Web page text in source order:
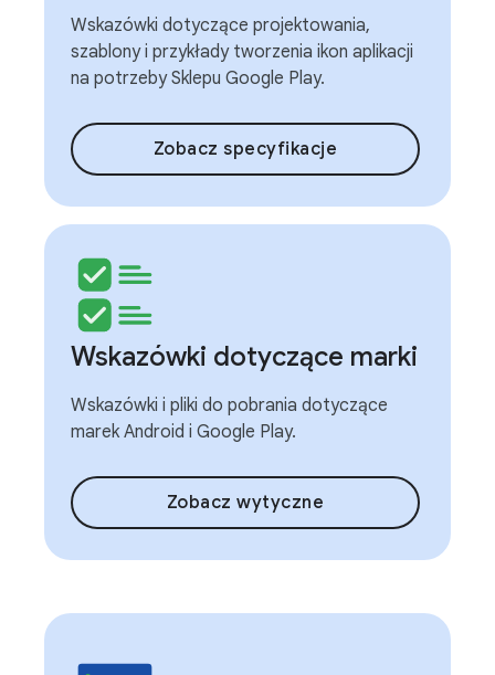
Wskazówki dotyczące projektowania,
szablony i przykłady tworzenia ikon aplikacji
na potrzeby Sklepu Google Play.
Zobacz specyfikacje
Wskazówki dotyczące marki
Wskazówki i pliki do pobrania dotyczące
marek Android i Google Play.
Zobacz wytyczne